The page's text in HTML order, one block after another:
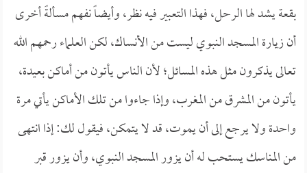
بقعة يشد لها الرحل، فهذا التعبير فيه نظر، وأيضاً نفهم مسألةً أخرى
أن زيارة المسجد النبوي ليست من الأنساك، لكن العلماء رحمهم الله
تعالى يذكرون مثل هذه المسائل؛ لأن الناس يأتون من أماكن بعيدة،
يأتون من المشرق من المغرب، وإذا جاءوا من تلك الأماكن يأتي مرة
واحدة ولا يرجع إلى أن يموت، قد لا يتمكن، فيقول لك: إذا انتهى
من المناسك يستحب له أن يزور المسجد النبوي، وأن يزور قبر